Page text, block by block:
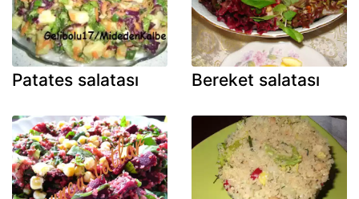
Patates salatası Bereket salatası